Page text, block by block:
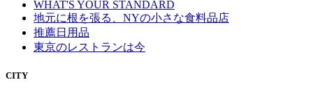
WHAT'S YOUR STANDARD
地元に根を張る、NYの小さな食料品店
推薦日用品
東京のレストランは今
CITY